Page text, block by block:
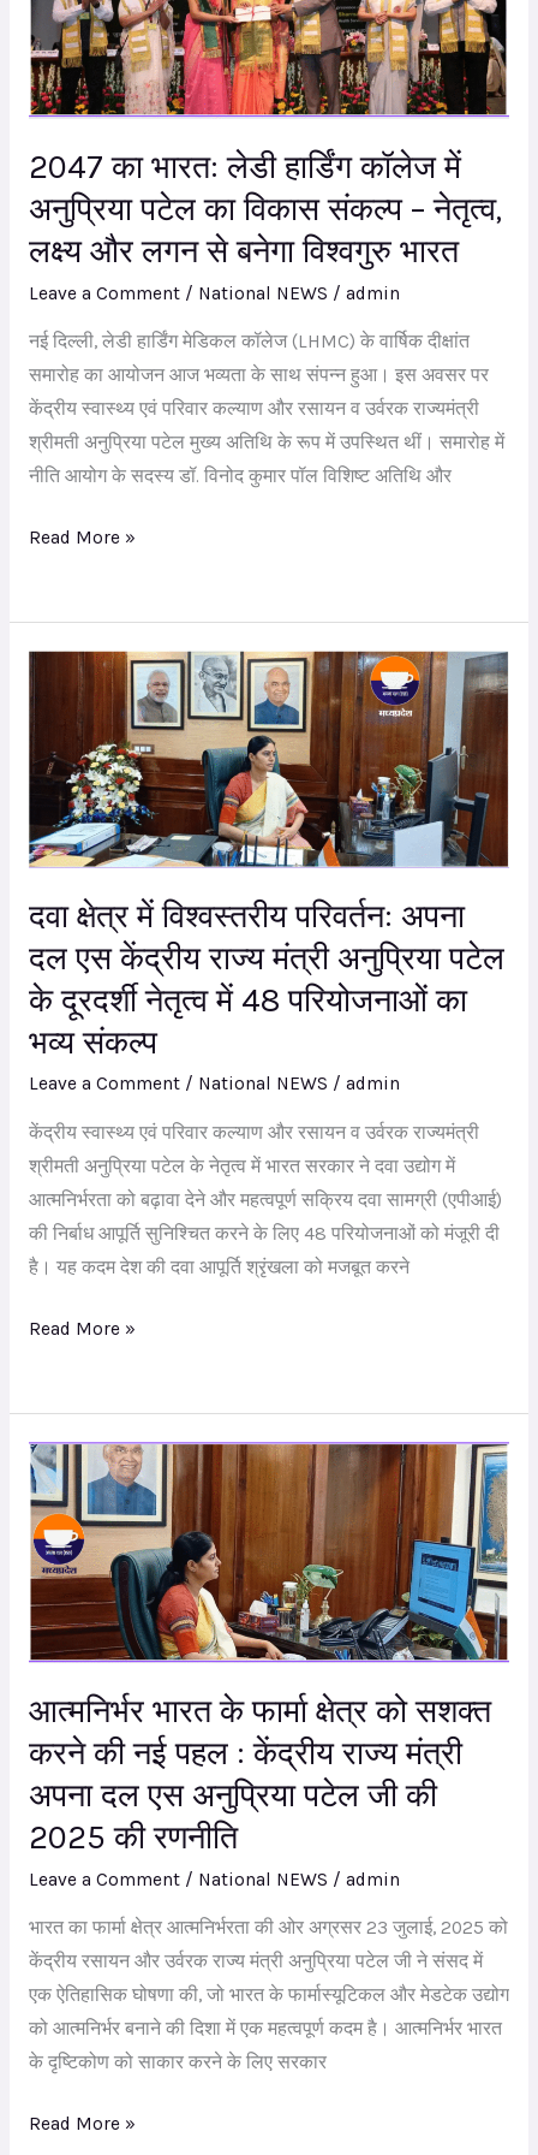
2047 का भारत: लेडी हार्डिंग कॉलेज में
अनुप्रिया पटेल का विकास संकल्प – नेतृत्व,
लक्ष्य और लगन से बनेगा विश्वगुरु भारत
Leave a Comment / National NEWS / admin
नई दिल्ली, लेडी हार्डिंग मेडिकल कॉलेज (LHMC) के वार्षिक दीक्षांत
समारोह का आयोजन आज भव्यता के साथ संपन्न हुआ। इस अवसर पर
केंद्रीय स्वास्थ्य एवं परिवार कल्याण और रसायन व उर्वरक राज्यमंत्री
श्रीमती अनुप्रिया पटेल मुख्य अतिथि के रूप में उपस्थित थीं। समारोह में
नीति आयोग के सदस्य डॉ. विनोद कुमार पॉल विशिष्ट अतिथि और
लेडी
हार्डिंग
कॉलेज
में
अनुप्रिया
का
विकास
संकल्प
नेतृत्व,
और
लगन
Read More »
दवा क्षेत्र में विश्वस्तरीय परिवर्तन: अपना
दल एस केंद्रीय राज्य मंत्री अनुप्रिया पटेल
के दूरदर्शी नेतृत्व में 48 परियोजनाओं का
भव्य संकल्प
Leave a Comment / National NEWS / admin
केंद्रीय स्वास्थ्य एवं परिवार कल्याण और रसायन व उर्वरक राज्यमंत्री
श्रीमती अनुप्रिया पटेल के नेतृत्व में भारत सरकार ने दवा उद्योग में
आत्मनिर्भरता को बढ़ावा देने और महत्वपूर्ण सक्रिय दवा सामग्री (एपीआई)
की निर्बाध आपूर्ति सुनिश्चित करने के लिए 48 परियोजनाओं को मंजूरी दी
है। यह कदम देश की दवा आपूर्ति श्रृंखला को मजबूत करने
दवा
क्षेत्र
में
विश्वस्तरीय
परिवर्तन:
अपना
दल
एस
केंद्रीय
राज्य
मंत्री
अनुप्रिया
दूरदर्शी
नेतृत्व
में
48
परियोजनाओं
भव्य
Read More »
आत्मनिर्भर भारत के फार्मा क्षेत्र को सशक्त
करने की नई पहल : केंद्रीय राज्य मंत्री
अपना दल एस अनुप्रिया पटेल जी की
2025 की रणनीति
Leave a Comment / National NEWS / admin
भारत का फार्मा क्षेत्र आत्मनिर्भरता की ओर अग्रसर 23 जुलाई, 2025 को
केंद्रीय रसायन और उर्वरक राज्य मंत्री अनुप्रिया पटेल जी ने संसद में
एक ऐतिहासिक घोषणा की, जो भारत के फार्मास्यूटिकल और मेडटेक उद्योग
को आत्मनिर्भर बनाने की दिशा में एक महत्वपूर्ण कदम है। आत्मनिर्भर भारत
के दृष्टिकोण को साकार करने के लिए सरकार
आत्मनिर्भर
भारत
के
फार्मा
को
सशक्त
की
नई
पहल
मंत्री
अपना
दल
एस
अनुप्रिया
जी
Read More »